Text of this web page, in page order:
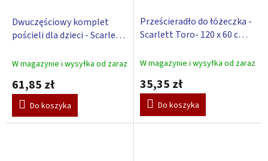
Dwuczęściowy komplet
pościeli dla dzieci - Scarlett
cm
W magazynie i wysyłka od zaraz
61,85 zł
Do koszyka
Prześcieradło do łóżeczka -
Scarlett Toro- 120 x 60 cm -
W magazynie i wysyłka od zaraz
35,35 zł
Do koszyka